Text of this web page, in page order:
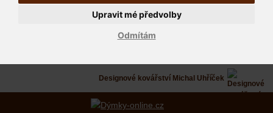
Odmítám
Upravit mé předvolby
Designové kovářství Michal Uhříček